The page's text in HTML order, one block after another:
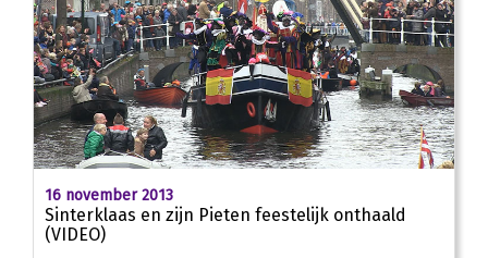
00:00
16 november 2013
Sinterklaas en zijn Pieten feestelijk onthaald
(VIDEO)